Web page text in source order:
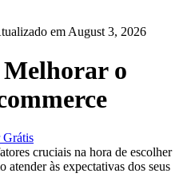
em August 3, 2026
Melhorar o
Grátis
cruciais na hora de escolher
às expectativas dos seus